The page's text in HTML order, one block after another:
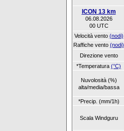
ICON 13 km
06.08.2026
00 UTC
Velocità vento (nodi)
Raffiche vento (nodi)
Direzione vento
*Temperatura (°C)
Nuvolosità (%)
alta/media/bassa
*Precip. (mm/1h)
Scala Windguru